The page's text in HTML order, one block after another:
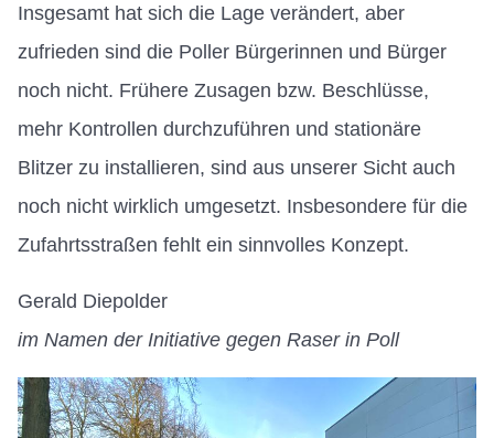
Insgesamt hat sich die Lage verändert, aber
zufrieden sind die Poller Bürgerinnen und Bürger
noch nicht. Frühere Zusagen bzw. Beschlüsse,
mehr Kontrollen durchzuführen und stationäre
Blitzer zu installieren, sind aus unserer Sicht auch
noch nicht wirklich umgesetzt. Insbesondere für die
Zufahrtsstraßen fehlt ein sinnvolles Konzept.
Gerald Diepolder
im Namen der Initiative gegen Raser in Poll